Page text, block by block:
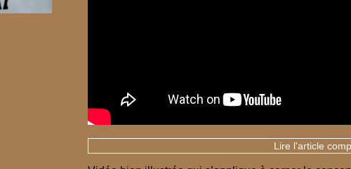
Lire l'article